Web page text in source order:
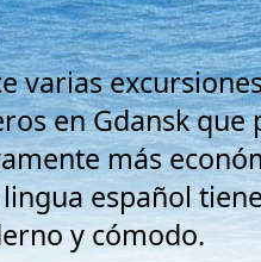
varias
en Gdansk
más
español
y cómodo.